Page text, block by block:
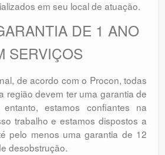
em seu local de atuação.
DE 1 ANO
SERVIÇOS
de acordo com o Procon, todas
região devem ter uma garantia de
estamos confiantes na
trabalho e estamos dispostos a
pelo menos uma garantia de 12
desobstrução.